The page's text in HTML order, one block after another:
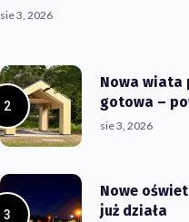
sie 3, 2026
Nowa wiata
gotowa –
sie 3, 2026
Nowe
już działa